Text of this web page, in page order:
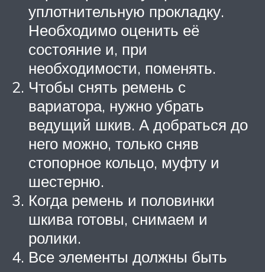
уплотнительную прокладку.
Необходимо оценить её
состояние и, при
необходимости, поменять.
Чтобы снять ремень с
вариатора, нужно убрать
ведущий шкив. А добраться до
него можно, только сняв
стопорное кольцо, муфту и
шестерню.
Когда ремень и половинки
шкива готовы, снимаем и
ролики.
Все элементы должны быть